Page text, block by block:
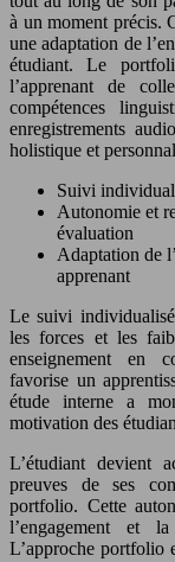
à un moment précis.
une adaptation de
étudiant. Le
l’apprenant de
compétences
enregistrements
holistique et
Suivi
Autonomie et
évaluation
Adaptation de
apprenant
Le suivi
les forces et les
enseignement en
favorise un
étude interne a
motivation des
L’étudiant devient
preuves de ses
portfolio. Cette
l’engagement et
L’approche portfolio